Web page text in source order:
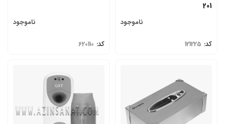
201
ناموجود
کد: 121225
ناموجود
کد: 620110